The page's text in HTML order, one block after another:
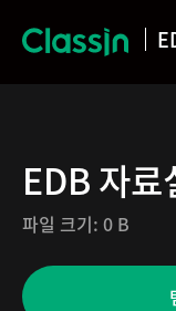
EDB 자
파일 크기: 0 B